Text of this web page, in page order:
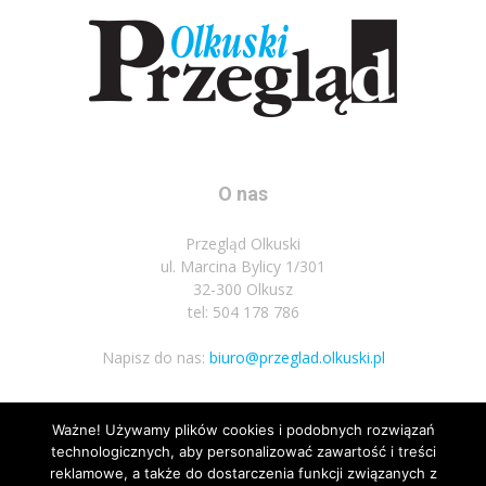
O nas
Przegląd Olkuski
ul. Marcina Bylicy 1/301
32-300 Olkusz
tel: 504 178 786
Napisz do nas: biuro@przeglad.olkuski.pl
Podążaj za nami
Ważne! Używamy plików cookies i podobnych rozwiązań
technologicznych, aby personalizować zawartość i treści
reklamowe, a także do dostarczenia funkcji związanych z